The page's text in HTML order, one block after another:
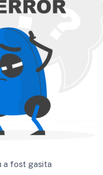
a fost gasita